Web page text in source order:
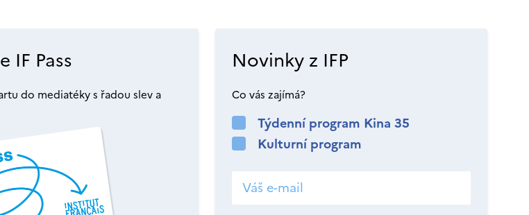
IF Pass
do mediatéky s řadou slev a
Novinky z IFP
Co vás zajímá?
Týdenní program Kina 35
Kulturní program